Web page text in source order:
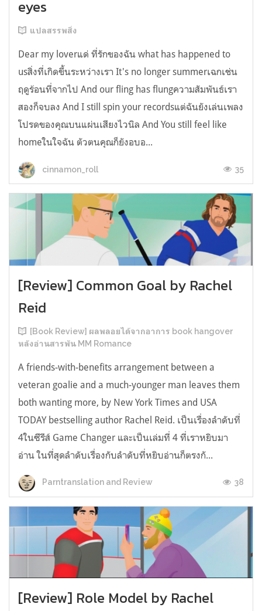
eyes
แปลสรรพสิ่ง
Dear my loverแด่ ที่รักของฉัน what has happened to
usสิ่งที่เกิดขึ้นระหว่างเรา It's no longer summerเฉกเช่น
ฤดูร้อนที่จากไป And our fling has flungความสัมพันธ์เรา
สองก็จบลง And I still spin your recordsแต่ฉันยังเล่นเพลง
โปรดของคุณบนแผ่นเสียงไวนิล And You still feel like
homeในใจฉัน ตัวตนคุณก็ยังอบอ...
cinnamon_roll 35
[Review] Common Goal by Rachel
Reid
[Book Review] ผลพลอยได้จากอาการ book hangover
หลังอ่านสารพัน MM Romance
A friends-with-benefits arrangement between a
veteran goalie and a much-younger man leaves them
both wanting more, by New York Times and USA
TODAY bestselling author Rachel Reid. เป็นเรื่องลำดับที่
4ในซีรีส์ Game Changer และเป็นเล่มที่ 4 ที่เราหยิบมา
อ่าน ในที่สุดลำดับเรื่องกับลำดับที่หยิบอ่านก็ตรงกั...
Parntranslation and Review 38
[Review] Role Model by Rachel